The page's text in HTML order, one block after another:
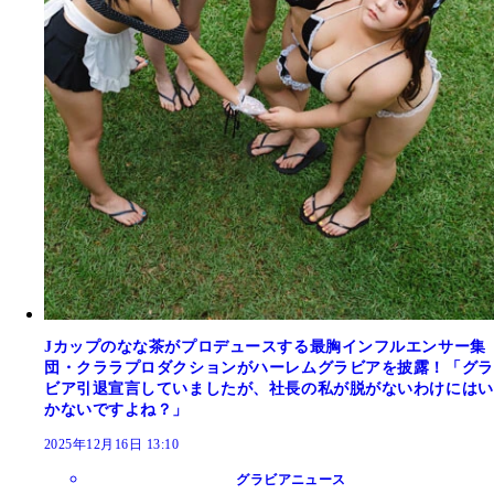
Jカップのなな茶がプロデュースする最胸インフルエンサー集
団・クララプロダクションがハーレムグラビアを披露！「グラ
ビア引退宣言していましたが、社長の私が脱がないわけにはい
かないですよね？」
2025年12月16日 13:10
グラビアニュース